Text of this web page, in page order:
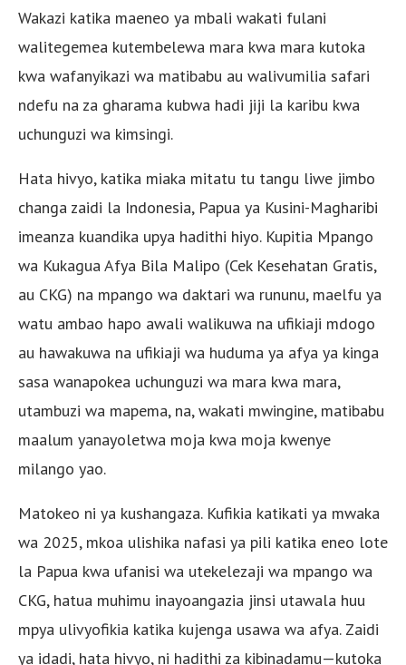
Wakazi katika maeneo ya mbali wakati fulani
walitegemea kutembelewa mara kwa mara kutoka
kwa wafanyikazi wa matibabu au walivumilia safari
ndefu na za gharama kubwa hadi jiji la karibu kwa
uchunguzi wa kimsingi.
Hata hivyo, katika miaka mitatu tu tangu liwe jimbo
changa zaidi la Indonesia, Papua ya Kusini-Magharibi
imeanza kuandika upya hadithi hiyo. Kupitia Mpango
wa Kukagua Afya Bila Malipo (Cek Kesehatan Gratis,
au CKG) na mpango wa daktari wa rununu, maelfu ya
watu ambao hapo awali walikuwa na ufikiaji mdogo
au hawakuwa na ufikiaji wa huduma ya afya ya kinga
sasa wanapokea uchunguzi wa mara kwa mara,
utambuzi wa mapema, na, wakati mwingine, matibabu
maalum yanayoletwa moja kwa moja kwenye
milango yao.
Matokeo ni ya kushangaza. Kufikia katikati ya mwaka
wa 2025, mkoa ulishika nafasi ya pili katika eneo lote
la Papua kwa ufanisi wa utekelezaji wa mpango wa
CKG, hatua muhimu inayoangazia jinsi utawala huu
mpya ulivyofikia katika kujenga usawa wa afya. Zaidi
ya idadi, hata hivyo, ni hadithi za kibinadamu—kutoka